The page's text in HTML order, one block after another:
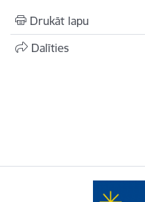
Drukāt lapu
Dalīties